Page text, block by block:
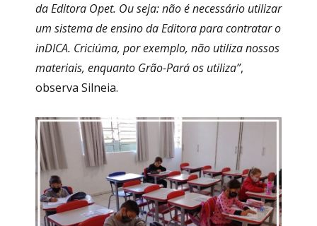
da Editora Opet. Ou seja: não é necessário utilizar
um sistema de ensino da Editora para contratar o
inDICA. Criciúma, por exemplo, não utiliza nossos
materiais, enquanto Grão-Pará os utiliza”,
observa Silneia.